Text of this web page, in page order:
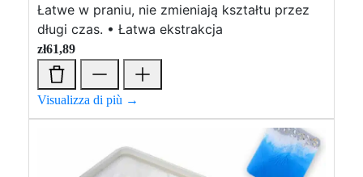
Łatwe w praniu, nie zmieniają kształtu przez
długi czas. • Łatwa ekstrakcja
zł61,89
Visualizza di più →